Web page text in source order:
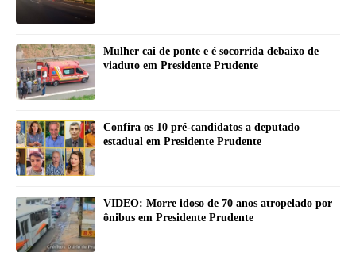
Mulher cai de ponte e é socorrida debaixo de
viaduto em Presidente Prudente
Confira os 10 pré-candidatos a deputado
estadual em Presidente Prudente
VIDEO: Morre idoso de 70 anos atropelado por
ônibus em Presidente Prudente